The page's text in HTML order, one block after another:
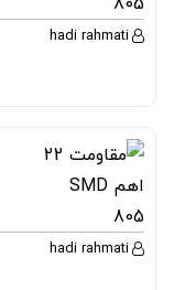
hadi rahmati
hadi rahmati